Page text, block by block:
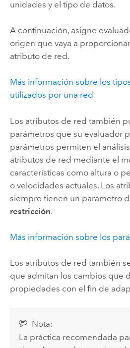
unidades y el tipo de datos.
A continuación, asigne
origen que vaya a
atributo de red.
Más información sobre los
utilizados por una red
Los atributos de red también
parámetros que su evaluador
parámetros permiten el
atributos de red mediante el
características como altura o
o velocidades actuales. Los
siempre tienen un parámetro
restricción.
Más información sobre los
Los atributos de red también
que admitan los cambios que
propiedades con el fin de
Nota:
La práctica recomendada